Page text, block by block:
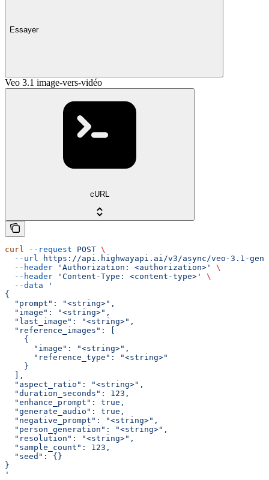
Essayer
Veo 3.1 image-vers-vidéo
cURL
curl --request POST \
  --url
https://api.highwayapi.ai/v3/async/veo-3.1-
  --header
'Authorization: <authorization>'
\
  --header
'Content-Type: <content-type>'
\
  --data
'
{
  "prompt": "<string>",
  "image": "<string>",
  "last_image": "<string>",
  "reference_images": [
    {
      "image": "<string>",
      "reference_type": "<string>"
    }
  ],
  "aspect_ratio": "<string>",
  "duration_seconds": 123,
  "enhance_prompt": true,
  "generate_audio": true,
  "negative_prompt": "<string>",
  "person_generation": "<string>",
  "resolution": "<string>",
  "sample_count": 123,
  "seed": {}
}
'